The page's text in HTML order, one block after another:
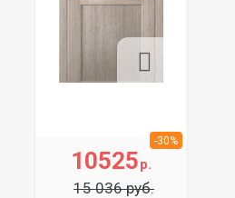
10525р.
15 036 руб.
-30%